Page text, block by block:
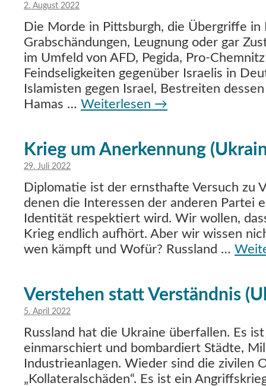
2. August 2022
Die Morde in Pittsburgh, die Übergriffe in
Grabschändungen, Leugnung oder gar
im Umfeld von AFD, Pegida, Pro-
Feindseligkeiten gegenüber Israelis in
Islamisten gegen Israel, Bestreiten
Hamas … Weiterlesen →
Krieg um Anerkennung
29. Juli 2022
Diplomatie ist der ernsthafte Versuch zu
denen die Interessen der anderen Partei
Identität respektiert wird. Wir wollen,
Krieg endlich aufhört. Aber wir wissen
wen kämpft und Wofür? Russland …
Verstehen statt Verständnis
5. April 2022
Russland hat die Ukraine überfallen. Es
einmarschiert und bombardiert Städte,
Industrieanlagen. Wieder sind die zivilen
„Kollateralschäden“. Es ist ein